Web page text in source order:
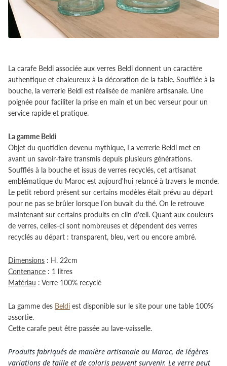
La carafe Beldi associée aux verres Beldi donnent un caractère
authentique et chaleureux à la décoration de la table. Soufflée à la
bouche, la verrerie Beldi est réalisée de manière artisanale. Une
poignée pour faciliter la prise en main et un bec verseur pour un
service rapide et pratique.
La gamme Beldi
Objet du quotidien devenu mythique, La verrerie Beldi met en
avant un savoir-faire transmis depuis plusieurs générations.
Soufflés à la bouche et issus de verres recyclés, cet artisanat
emblématique du Maroc est aujourd'hui relancé à travers le monde.
Le petit rebord présent sur certains modèles était prévu au départ
pour ne pas se brûler lorsque l’on buvait du thé. On le retrouve
maintenant sur certains produits en clin d'œil. Quant aux couleurs
de verres, celles-ci sont nombreuses et dépendent des verres
recyclés au départ : transparent, bleu, vert ou encore ambré.
Dimensions : H. 22cm
Contenance : 1 litres
Matériau : Verre 100% recyclé
La gamme des Beldi est disponible sur le site pour une table 100%
assortie.
Cette carafe peut être passée au lave-vaisselle.
Produits fabriqués de manière artisanale au Maroc, de légères
variations de taille et de coloris peuvent survenir. Le verre peut